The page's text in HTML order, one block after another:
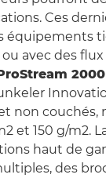
Ces
équipements
avec des
2000
non couchés,
et 150 g/m2.
haut de
des